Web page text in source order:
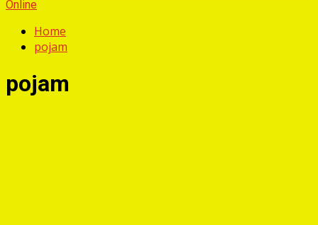
Online
Home
pojam
pojam